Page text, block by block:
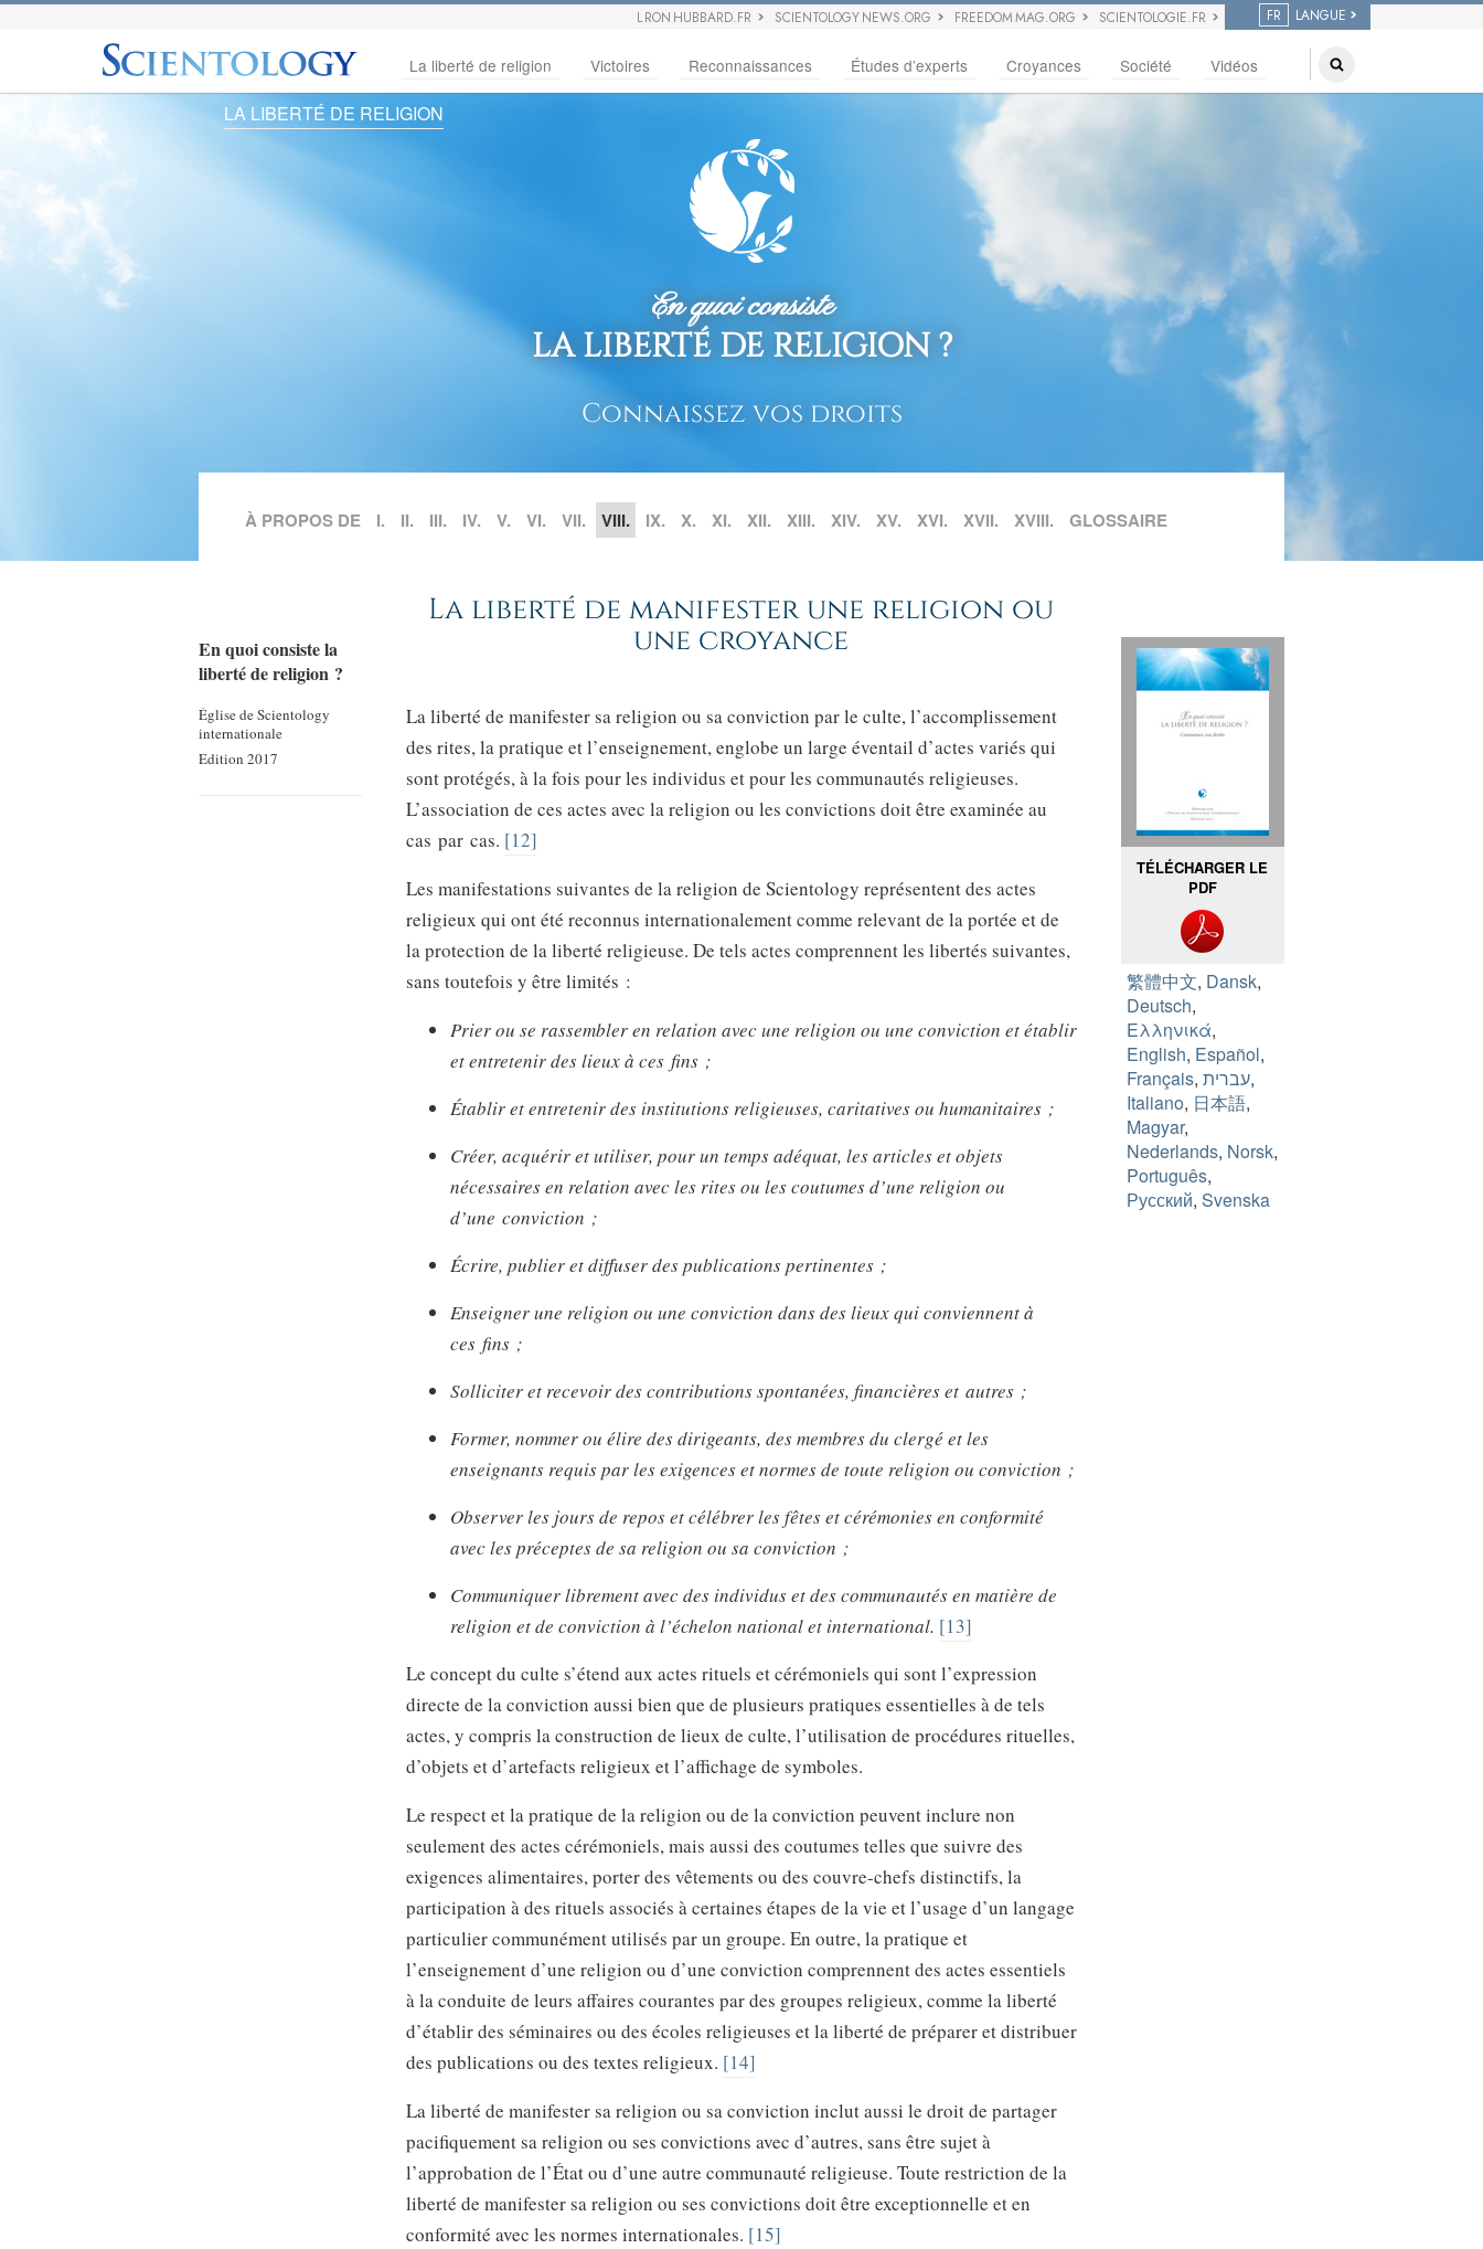
L RON HUBBARD.FR SCIENTOLOGY NEWS.ORG FREEDOM MAG.ORG SCIENTOLOGIE.FR FR LANGUE
La liberté de religion Victoires Reconnaissances Études d’experts Croyances Société Vidéos
LA LIBERTÉ DE RELIGION
En quoi consiste
LA LIBERTÉ DE RELIGION ?
Connaissez vos droits
À PROPOS DE I. II. III. IV. V. VI. VII. VIII. IX. X. XI. XII. XIII. XIV. XV. XVI. XVII. XVIII. GLOSSAIRE
En quoi consiste la
liberté de religion ?
Église de Scientology
internationale
Edition 2017
La liberté de manifester une religion ou
une croyance
La liberté de manifester sa religion ou sa conviction par le culte, l’accomplissement
des rites, la pratique et l’enseignement, englobe un large éventail d’actes variés qui
sont protégés, à la fois pour les individus et pour les communautés religieuses.
L’association de ces actes avec la religion ou les convictions doit être examinée au
cas par cas. [12]
Les manifestations suivantes de la religion de Scientology représentent des actes
religieux qui ont été reconnus internationalement comme relevant de la portée et de
la protection de la liberté religieuse. De tels actes comprennent les libertés suivantes,
sans toutefois y être limités :
Prier ou se rassembler en relation avec une religion ou une conviction et établir
et entretenir des lieux à ces fins ;
Établir et entretenir des institutions religieuses, caritatives ou humanitaires ;
Créer, acquérir et utiliser, pour un temps adéquat, les articles et objets
nécessaires en relation avec les rites ou les coutumes d’une religion ou
d’une conviction ;
Écrire, publier et diffuser des publications pertinentes ;
Enseigner une religion ou une conviction dans des lieux qui conviennent à
ces fins ;
Solliciter et recevoir des contributions spontanées, financières et autres ;
Former, nommer ou élire des dirigeants, des membres du clergé et les
enseignants requis par les exigences et normes de toute religion ou conviction ;
Observer les jours de repos et célébrer les fêtes et cérémonies en conformité
avec les préceptes de sa religion ou sa conviction ;
Communiquer librement avec des individus et des communautés en matière de
religion et de conviction à l’échelon national et international. [13]
Le concept du culte s’étend aux actes rituels et cérémoniels qui sont l’expression
directe de la conviction aussi bien que de plusieurs pratiques essentielles à de tels
actes, y compris la construction de lieux de culte, l’utilisation de procédures rituelles,
d’objets et d’artefacts religieux et l’affichage de symboles.
Le respect et la pratique de la religion ou de la conviction peuvent inclure non
seulement des actes cérémoniels, mais aussi des coutumes telles que suivre des
exigences alimentaires, porter des vêtements ou des couvre-chefs distinctifs, la
participation à des rituels associés à certaines étapes de la vie et l’usage d’un langage
particulier communément utilisés par un groupe. En outre, la pratique et
l’enseignement d’une religion ou d’une conviction comprennent des actes essentiels
à la conduite de leurs affaires courantes par des groupes religieux, comme la liberté
d’établir des séminaires ou des écoles religieuses et la liberté de préparer et distribuer
des publications ou des textes religieux. [14]
La liberté de manifester sa religion ou sa conviction inclut aussi le droit de partager
pacifiquement sa religion ou ses convictions avec d’autres, sans être sujet à
l’approbation de l’État ou d’une autre communauté religieuse. Toute restriction de la
liberté de manifester sa religion ou ses convictions doit être exceptionnelle et en
conformité avec les normes internationales. [15]
TÉLÉCHARGER LE
PDF
繁體中文, Dansk,
Deutsch,
Ελληνικά,
English, Español,
Français,עברית,
Italiano, 日本語,
Magyar,
Nederlands, Norsk,
Português,
Русский,Svenska